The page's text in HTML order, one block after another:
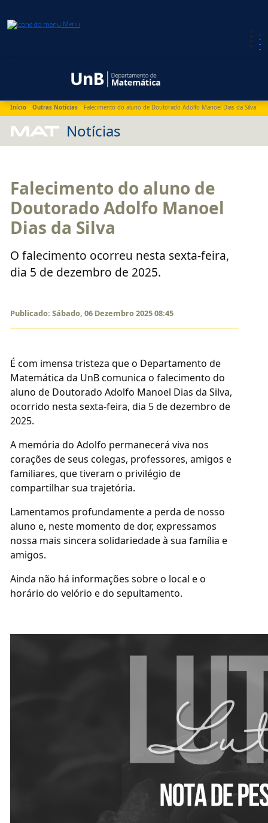
Menu
Início Outras Notícias Falecimento do aluno de Doutorado Adolfo Manoel Dias da Silva
MAT Notícias
Falecimento do aluno de
Doutorado Adolfo Manoel
Dias da Silva
O falecimento ocorreu nesta sexta-feira,
dia 5 de dezembro de 2025.
Publicado: Sábado, 06 Dezembro 2025 08:45
É com imensa tristeza que o Departamento de
Matemática da UnB comunica o falecimento do
aluno de Doutorado Adolfo Manoel Dias da Silva,
ocorrido nesta sexta-feira, dia 5 de dezembro de
2025.
A memória do Adolfo permanecerá viva nos
corações de seus colegas, professores, amigos e
familiares, que tiveram o privilégio de
compartilhar sua trajetória.
Lamentamos profundamente a perda de nosso
aluno e, neste momento de dor, expressamos
nossa mais sincera solidariedade à sua família e
amigos.
Ainda não há informações sobre o local e o
horário do velório e do sepultamento.